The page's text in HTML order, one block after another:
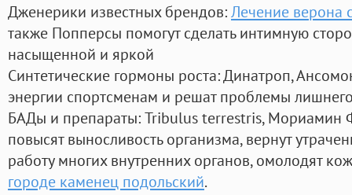
Дженерики известных брендов:Лечение верона
также Попперсы помогут сделать интимную
насыщенной и яркой
Синтетические гормоны роста: Динатроп,
энергии спортсменам и решат проблемы
БАДы и препараты:Tribulus terrestris, Мориамин
повысят выносливость организма, вернут
работу многих внутренних органов, омолодят
городе каменец подольский.